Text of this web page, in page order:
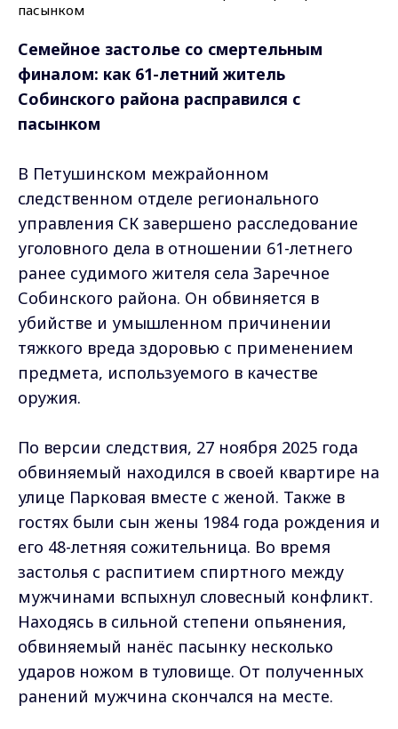
Семейное застолье со смертельным
финалом: как 61-летний житель
Собинского района расправился с
пасынком
В Петушинском межрайонном
следственном отделе регионального
управления СК завершено расследование
уголовного дела в отношении 61-летнего
ранее судимого жителя села Заречное
Собинского района. Он обвиняется в
убийстве и умышленном причинении
тяжкого вреда здоровью с применением
предмета, используемого в качестве
оружия.
По версии следствия, 27 ноября 2025 года
обвиняемый находился в своей квартире на
улице Парковая вместе с женой. Также в
гостях были сын жены 1984 года рождения и
его 48-летняя сожительница. Во время
застолья с распитием спиртного между
мужчинами вспыхнул словесный конфликт.
Находясь в сильной степени опьянения,
обвиняемый нанёс пасынку несколько
ударов ножом в туловище. От полученных
ранений мужчина скончался на месте.